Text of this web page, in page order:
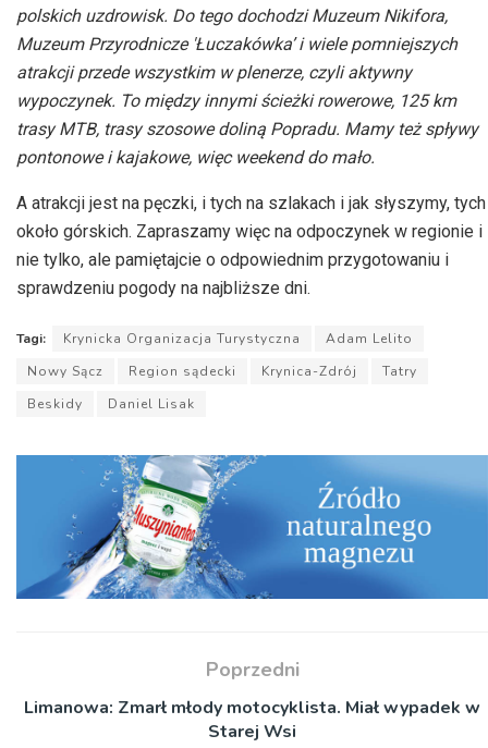
polskich uzdrowisk. Do tego dochodzi Muzeum Nikifora,
Muzeum Przyrodnicze 'Łuczakówka’ i wiele pomniejszych
atrakcji przede wszystkim w plenerze, czyli aktywny
wypoczynek. To między innymi ścieżki rowerowe, 125 km
trasy MTB, trasy szosowe doliną Popradu. Mamy też spływy
pontonowe i kajakowe, więc weekend do mało.
A atrakcji jest na pęczki, i tych na szlakach i jak słyszymy, tych
około górskich. Zapraszamy więc na odpoczynek w regionie i
nie tylko, ale pamiętajcie o odpowiednim przygotowaniu i
sprawdzeniu pogody na najbliższe dni.
Tagi: Krynicka Organizacja Turystyczna
Adam Lelito
Nowy Sącz
Region sądecki Krynica-Zdrój
Tatry
Beskidy
Daniel Lisak
Poprzedni
Limanowa: Zmarł młody motocyklista. Miał wypadek w
Starej Wsi